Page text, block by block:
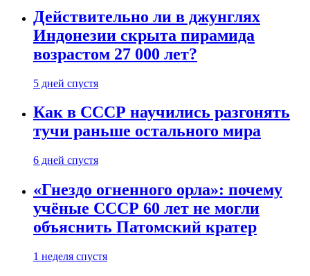
Действительно ли в джунглях
Индонезии скрыта пирамида
возрастом 27 000 лет?
5 дней спустя
Как в СССР научились разгонять
тучи раньше остального мира
6 дней спустя
«Гнездо огненного орла»: почему
учёные СССР 60 лет не могли
объяснить Патомский кратер
1 неделя спустя